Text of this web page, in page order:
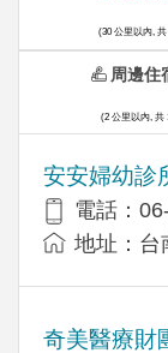
(30 公里以內,
安安婦幼診
電話：
地址：台
奇美醫療財
周邊住
(2 公里以內, 共